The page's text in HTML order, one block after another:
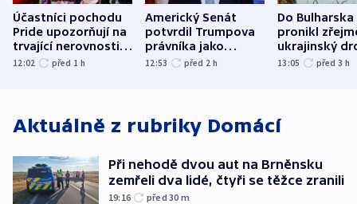
Účastníci pochodu
Pride upozorňují na
trvající nerovnosti i
společenskou
12:02 před 1 h
Americký Senát
potvrdil Trumpova
právníka jako
ministra
12:53 před 2 h
Do Bulharska
pronikl
ukrajinský
explodoval
13:05 před 3 h
Aktuálně z rubriky Domácí
Při nehodě dvou aut na Brněnsku
zemřeli dva lidé, čtyři se těžce zranili
19:16 před 30 m